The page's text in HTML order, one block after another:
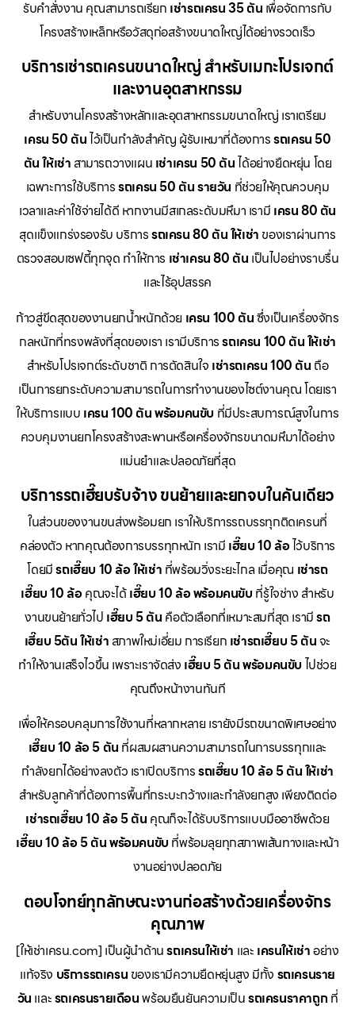
รับคำสั่งงาน คุณสามารถเรียก เช่ารถเครน 35 ตัน เพื่อจัดการกับ
โครงสร้างเหล็กหรือวัสดุก่อสร้างขนาดใหญ่ได้อย่างรวดเร็ว
บริการเช่ารถเครนขนาดใหญ่ สำหรับเมกะโปรเจกต์
และงานอุตสาหกรรม
สำหรับงานโครงสร้างหลักและอุตสาหกรรมขนาดใหญ่ เราเตรียม
เครน 50 ตันไว้เป็นกำลังสำคัญ ผู้รับเหมาที่ต้องการรถเครน 50
ตัน ให้เช่า สามารถวางแผน เช่าเครน 50 ตันได้อย่างยืดหยุ่น โดย
เฉพาะการใช้บริการรถเครน 50 ตัน รายวัน ที่ช่วยให้คุณควบคุม
เวลาและค่าใช้จ่ายได้ดี หากงานมีสเกลระดับมหึมา เรามี เครน 80 ตัน
สุดแข็งแกร่งรองรับ บริการรถเครน 80 ตัน ให้เช่า ของเราผ่านการ
ตรวจสอบเซฟตี้ทุกจุด ทำให้การ เช่าเครน 80 ตัน เป็นไปอย่างราบรื่น
และไร้อุปสรรค
ก้าวสู่ขีดสุดของงานยกน้ำหนักด้วย เครน 100 ตันซึ่งเป็นเครื่องจักร
กลหนักที่ทรงพลังที่สุดของเรา เรามีบริการรถเครน 100 ตัน ให้เช่า
สำหรับโปรเจกต์ระดับชาติ การตัดสินใจ เช่ารถเครน 100 ตัน ถือ
เป็นการยกระดับความสามารถในการทำงานของไซต์งานคุณ โดยเรา
ให้บริการแบบ เครน 100 ตัน พร้อมคนขับ ที่มีประสบการณ์สูงในการ
ควบคุมงานยกโครงสร้างสะพานหรือเครื่องจักรขนาดมหึมาได้อย่าง
แม่นยำและปลอดภัยที่สุด
บริการรถเฮี๊ยบรับจ้าง ขนย้ายและยกจบในคันเดียว
ในส่วนของงานขนส่งพร้อมยก เราให้บริการรถบรรทุกติดเครนที่
คล่องตัว หากคุณต้องการบรรทุกหนัก เรามี เฮี๊ยบ 10 ล้อไว้บริการ
โดยมีรถเฮี๊ยบ 10 ล้อ ให้เช่า ที่พร้อมวิ่งระยะไกล เมื่อคุณ เช่ารถ
เฮี๊ยบ 10 ล้อคุณจะได้เฮี๊ยบ 10 ล้อ พร้อมคนขับ ที่รู้ใจช่าง สำหรับ
งานขนย้ายทั่วไป เฮี๊ยบ 5 ตัน คือตัวเลือกที่เหมาะสมที่สุด เรามีรถ
เฮี๊ยบ 5ตัน ให้เช่า สภาพใหม่เอี่ยม การเรียก เช่ารถเฮี๊ยบ 5 ตันจะ
ทำให้งานเสร็จไวขึ้น เพราะเราจัดส่ง เฮี๊ยบ 5 ตัน พร้อมคนขับ ไปช่วย
คุณถึงหน้างานทันที
เพื่อให้ครอบคลุมการใช้งานที่หลากหลาย เรายังมีรถขนาดพิเศษอย่าง
เฮี๊ยบ 10 ล้อ 5 ตัน ที่ผสมผสานความสามารถในการบรรทุกและ
กำลังยกได้อย่างลงตัว เราเปิดบริการรถเฮี๊ยบ 10 ล้อ 5 ตัน ให้เช่า
สำหรับลูกค้าที่ต้องการพื้นที่กระบะกว้างและกำลังยกสูง เพียงติดต่อ
เช่ารถเฮี๊ยบ 10 ล้อ 5 ตัน คุณก็จะได้รับบริการแบบมืออาชีพด้วย
เฮี๊ยบ 10 ล้อ 5 ตัน พร้อมคนขับ ที่พร้อมลุยทุกสภาพเส้นทางและหน้า
งานอย่างปลอดภัย
ตอบโจทย์ทุกลักษณะงานก่อสร้างด้วยเครื่องจักร
คุณภาพ
[ให้เช่าเครน.com] เป็นผู้นำด้านรถเครนให้เช่า และ เครนให้เช่าอย่าง
แท้จริง บริการรถเครน ของเรามีความยืดหยุ่นสูง มีทั้ง รถเครนราย
วัน และรถเครนรายเดือนพร้อมยืนยันความเป็นรถเครนราคาถูกที่